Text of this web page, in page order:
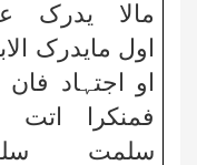
مالا یدرک
اول مایدرک
او اجتہاد فان
فمنکرا اتت
سلمت